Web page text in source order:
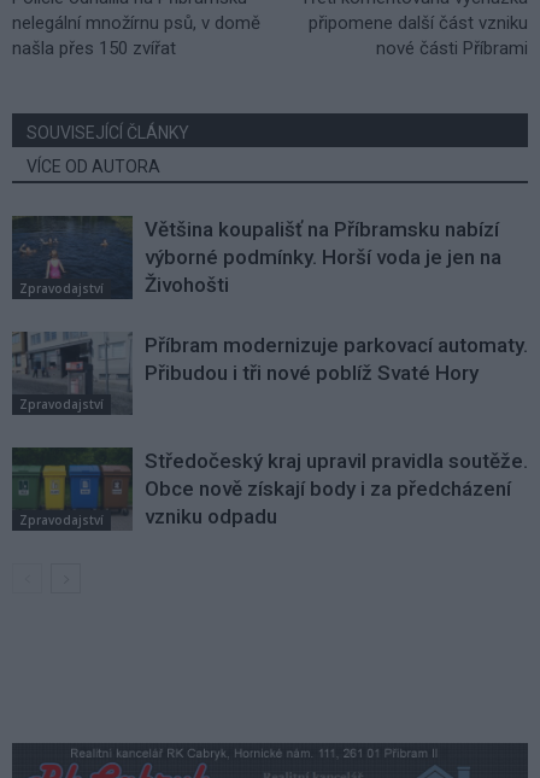
nelegální množírnu psů, v domě
našla přes 150 zvířat
připomene další část vzniku
nové části Příbrami
SOUVISEJÍCÍ ČLÁNKY
VÍCE OD AUTORA
Zpravodajství
Většina koupališť na Příbramsku nabízí
výborné podmínky. Horší voda je jen na
Živohošti
Zpravodajství
Příbram modernizuje parkovací automaty.
Přibudou i tři nové poblíž Svaté Hory
Zpravodajství
Středočeský kraj upravil pravidla soutěže.
Obce nově získají body i za předcházení
vzniku odpadu